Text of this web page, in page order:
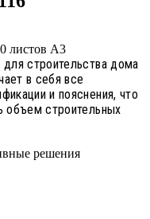
листов А3
строительства дома
в себя все
и пояснения, что
объем строительных
решения